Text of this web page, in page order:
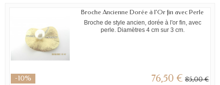
Broche Ancienne Dorée à l'Or fin avec Perle
Broche de style ancien, dorée à l'or fin, avec
perle. Diamètres 4 cm sur 3 cm.
-10% 76,50 € 85,00 €